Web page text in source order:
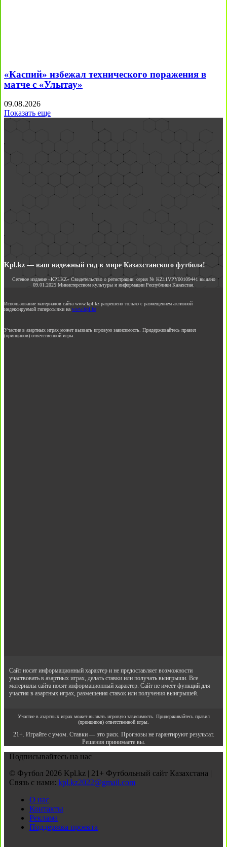
«Каспий» избежал технического поражения в
матче с «Улытау»
09.08.2026
Показать еще
Kpl.kz — ваш надежный гид в мире Казахстанского футбола!
Сетевое издание «KPLKZ» Свидетельство о регистрации: серия № KZ11VPY00109441 выдано
09.01.2025 Министерством культуры и информации Республики Казахстан.
Использование материалов сайта www.kpl.kz разрешено только с размещением активной
индексируемой гиперссылки на www.kpl.kz
Участие в азартных играх может вызвать игровую зависимость. Придерживайтесь правил
(принципов) ответственной игры.
Сайт носит информационный характер и не предоставляет возможности
участвовать в азартных играх, делать ставки или получать выигрыши. Все
материалы сайта носят информационный характер. Сайт не имеет функций для
участия в азартных играх, размещения ставок или получения выигрышей.
Участие в азартных играх может вызвать игровую зависимость. Придерживайтесь правил
(принципов) ответственной игры.
21+. Играйте с умом. Ставки — это риск. Прогнозы не гарантируют результат.
Решения принимаете вы.
Подписывайтесь на нас
© Футбол 2026 Kpl.kz | 21+ Футбольный сайт Казахстана |
Связь с нами: kpl.kz2022@gmail.com
О нас
Контакты
Реклама
Поддержка проекта